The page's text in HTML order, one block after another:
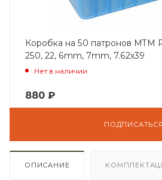
Коробка на 50 патронов MTM
250, 22, 6mm, 7mm, 7.62x39
Нет в наличии
880 ₽
ПОДПИСАТЬСЯ
ОПИСАНИЕ